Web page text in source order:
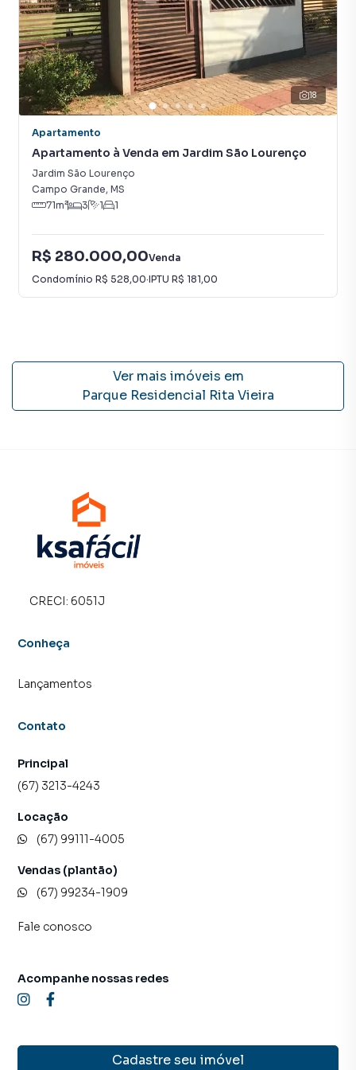
Campo Grande, especialmente em Parque Residencial Rita
Vieira. Isso porque temos uma equipe de marketing digital
focada em produzir campanhas específicas para Campo
Grande, o que aumenta muito o número de contatos
interessados e tendo como consequência uma maior
chance de vender ou alugar seu imóvel mais rápido.
corretores treinados e uma central de atendimento
preparada para atender proprietários e inquilinos.
18
Apartamento
Apartamento à Venda em Jardim São Lourenço
Jardim São Lourenço
Campo Grande, MS
71m² 3 1 1
R$ 280.000,00Venda
Condomínio R$ 528,00·IPTU R$ 181,00
Ver mais imóveis em
Parque Residencial Rita Vieira
CRECI: 6051J
Conheça
Lançamentos
Contato
Principal
(67) 3213-4243
Locação
(67) 99111-4005
Vendas (plantão)
(67) 99234-1909
Fale conosco
Cadastre seu imóvel
Acompanhe nossas redes